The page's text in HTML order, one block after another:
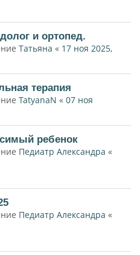
и ортопед.
Татьяна « 17 ноя 2025,
терапия
TatyanaN « 07 ноя
ребенок
Педиатр Александра «
Педиатр Александра «